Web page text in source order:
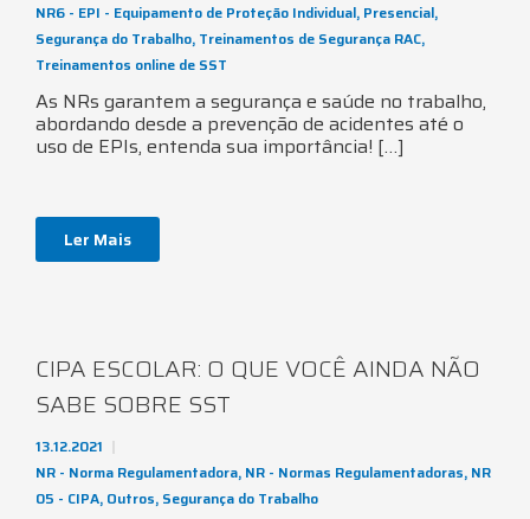
NR6 - EPI - Equipamento de Proteção Individual, Presencial,
Segurança do Trabalho, Treinamentos de Segurança RAC,
Treinamentos online de SST
As NRs garantem a segurança e saúde no trabalho,
abordando desde a prevenção de acidentes até o
uso de EPIs, entenda sua importância! […]
Ler Mais
CIPA ESCOLAR: O QUE VOCÊ AINDA NÃO
SABE SOBRE SST
13.12.2021
NR - Norma Regulamentadora, NR - Normas Regulamentadoras, NR
05 - CIPA, Outros, Segurança do Trabalho